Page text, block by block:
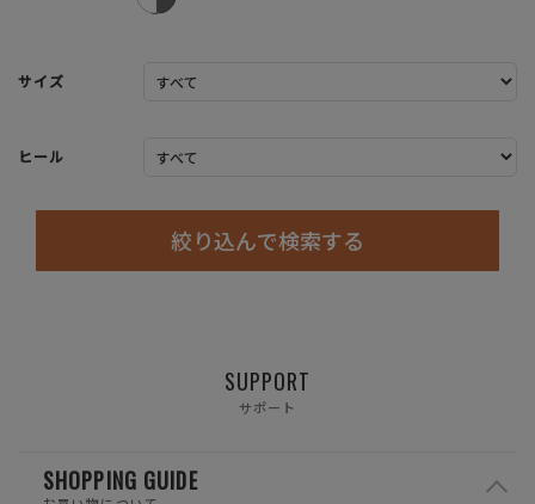
サイズ
ヒール
絞り込んで検索する
SUPPORT
サポート
SHOPPING GUIDE